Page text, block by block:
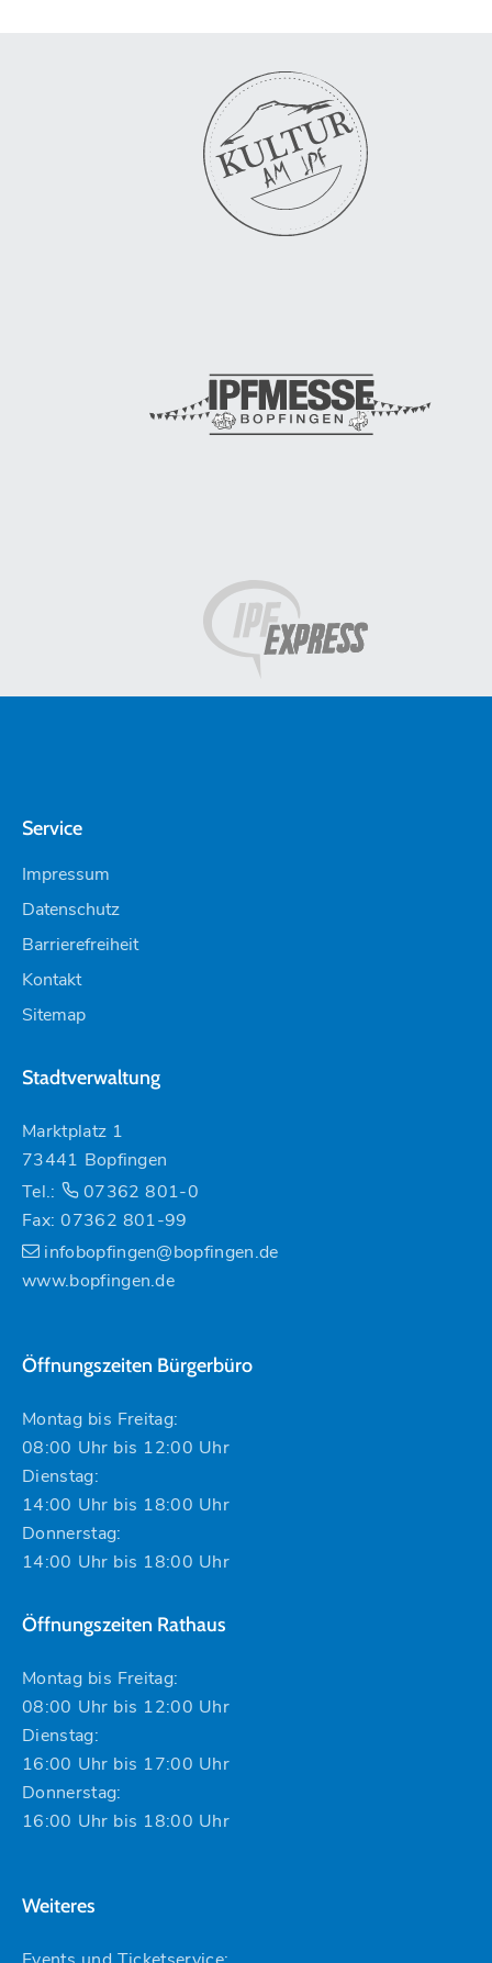
Service
Impressum
Datenschutz
Barrierefreiheit
Kontakt
Sitemap
Stadtverwaltung
Marktplatz 1
73441 Bopfingen
Tel.:
07362 801-0
Fax: 07362 801-99
infobopfingen@bopfingen.de
www.bopfingen.de
Öffnungszeiten Bürgerbüro
Montag bis Freitag:
08:00 Uhr bis 12:00 Uhr
Dienstag:
14:00 Uhr bis 18:00 Uhr
Donnerstag:
14:00 Uhr bis 18:00 Uhr
Öffnungszeiten Rathaus
Montag bis Freitag:
08:00 Uhr bis 12:00 Uhr
Dienstag:
16:00 Uhr bis 17:00 Uhr
Donnerstag:
16:00 Uhr bis 18:00 Uhr
Weiteres